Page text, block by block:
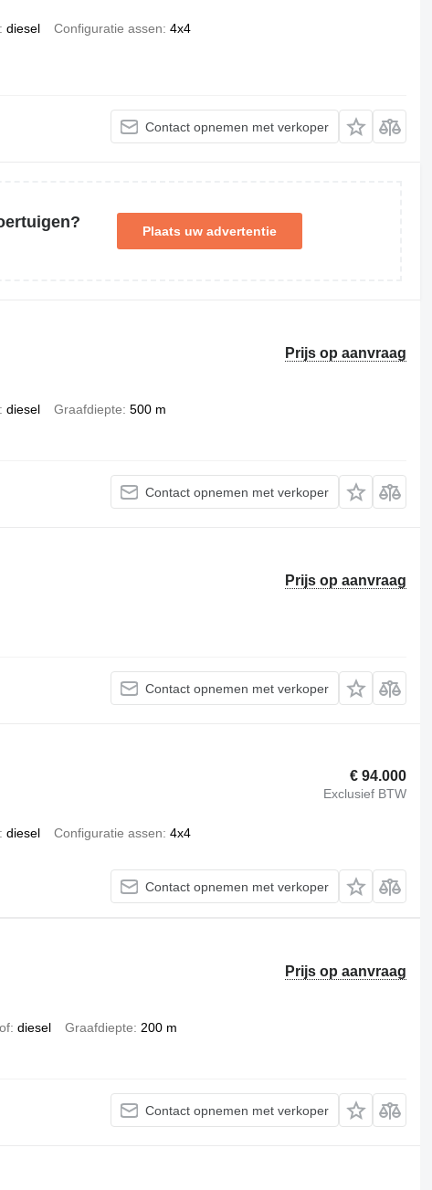
diesel Configuratie assen 4x4
Contact opnemen met verkoper
Plaats uw advertentie
Prijs op aanvraag
diesel Graafdiepte 500 m
Contact opnemen met verkoper
Prijs op aanvraag
Contact opnemen met verkoper
€ 94.000
Exclusief BTW
diesel Configuratie assen 4x4
Contact opnemen met verkoper
Prijs op aanvraag
diesel Graafdiepte 200 m
Contact opnemen met verkoper